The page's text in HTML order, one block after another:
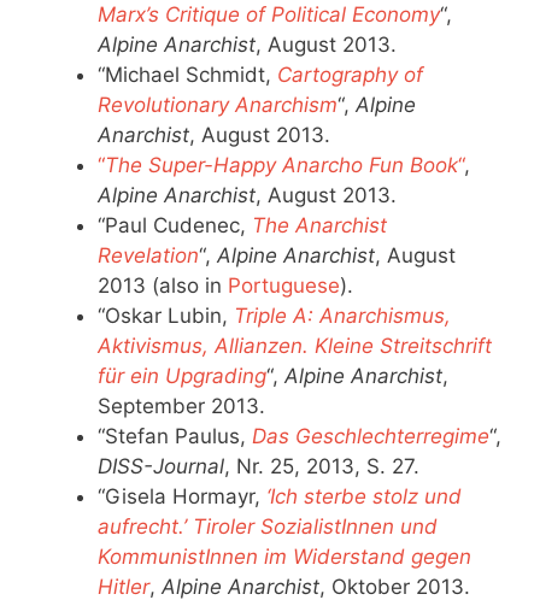
Marx’s Critique of Political Economy“,
Alpine Anarchist, August 2013.
“Michael Schmidt, Cartography of
Revolutionary Anarchism“, Alpine
Anarchist, August 2013.
“The Super-Happy Anarcho Fun Book“,
Alpine Anarchist, August 2013.
“Paul Cudenec, The Anarchist
Revelation“, Alpine Anarchist, August
2013 (also in Portuguese).
“Oskar Lubin, Triple A: Anarchismus,
Aktivismus, Allianzen. Kleine Streitschrift
für ein Upgrading“, Alpine Anarchist,
September 2013.
“Stefan Paulus, Das Geschlechterregime“,
DISS-Journal, Nr. 25, 2013, S. 27.
“Gisela Hormayr, ‘Ich sterbe stolz und
aufrecht.’ Tiroler SozialistInnen und
KommunistInnen im Widerstand gegen
Hitler, Alpine Anarchist, Oktober 2013.